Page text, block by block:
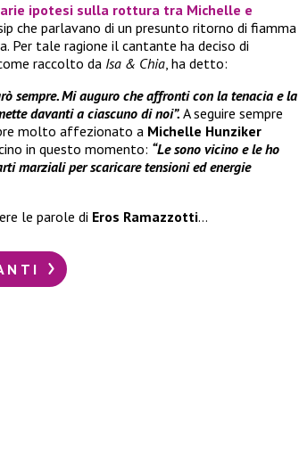
ipotesi sulla rottura tra Michelle e
che parlavano di un presunto ritorno di fiamma
Per tale ragione il cantante ha deciso di
raccolto da Isa & Chia, ha detto:
sempre. Mi auguro che affronti con la tenacia e la
davanti a ciascuno di noi”. A seguire sempre
molto affezionato a Michelle Hunziker
in questo momento: “Le sono vicino e le ho
marziali per scaricare tensioni ed energie
le parole di Eros Ramazzotti…